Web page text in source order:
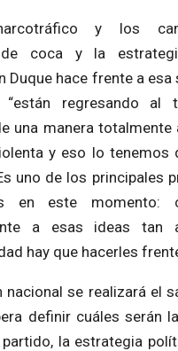
y los
de coca y la
Duque hace frente a esa
regresando al
una manera totalmente
y eso lo tenemos
uno de los principales
en este momento:
a esas ideas tan
hay que hacerles
nacional se realizará el
definir cuáles serán
la estrategia